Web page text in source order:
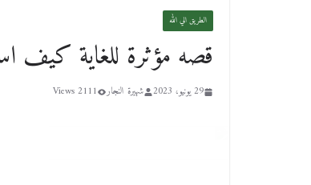
الطريق الي الله
قصه مؤثرة للغاية كيف
29 يونيو، 2023 شهيرة النجار 2111 Views